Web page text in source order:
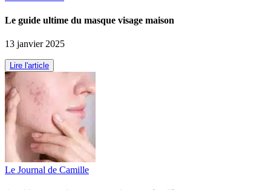
Le guide ultime du masque visage maison
13 janvier 2025
Lire l'article
Le Journal de Camille